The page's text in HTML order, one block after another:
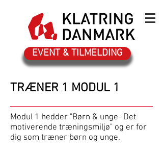
EVENT & TILMELDING
TRÆNER 1 MODUL 1
Modul 1 hedder "Børn & unge- Det
motiverende træningsmiljø" og er for
dig som træner børn og unge.